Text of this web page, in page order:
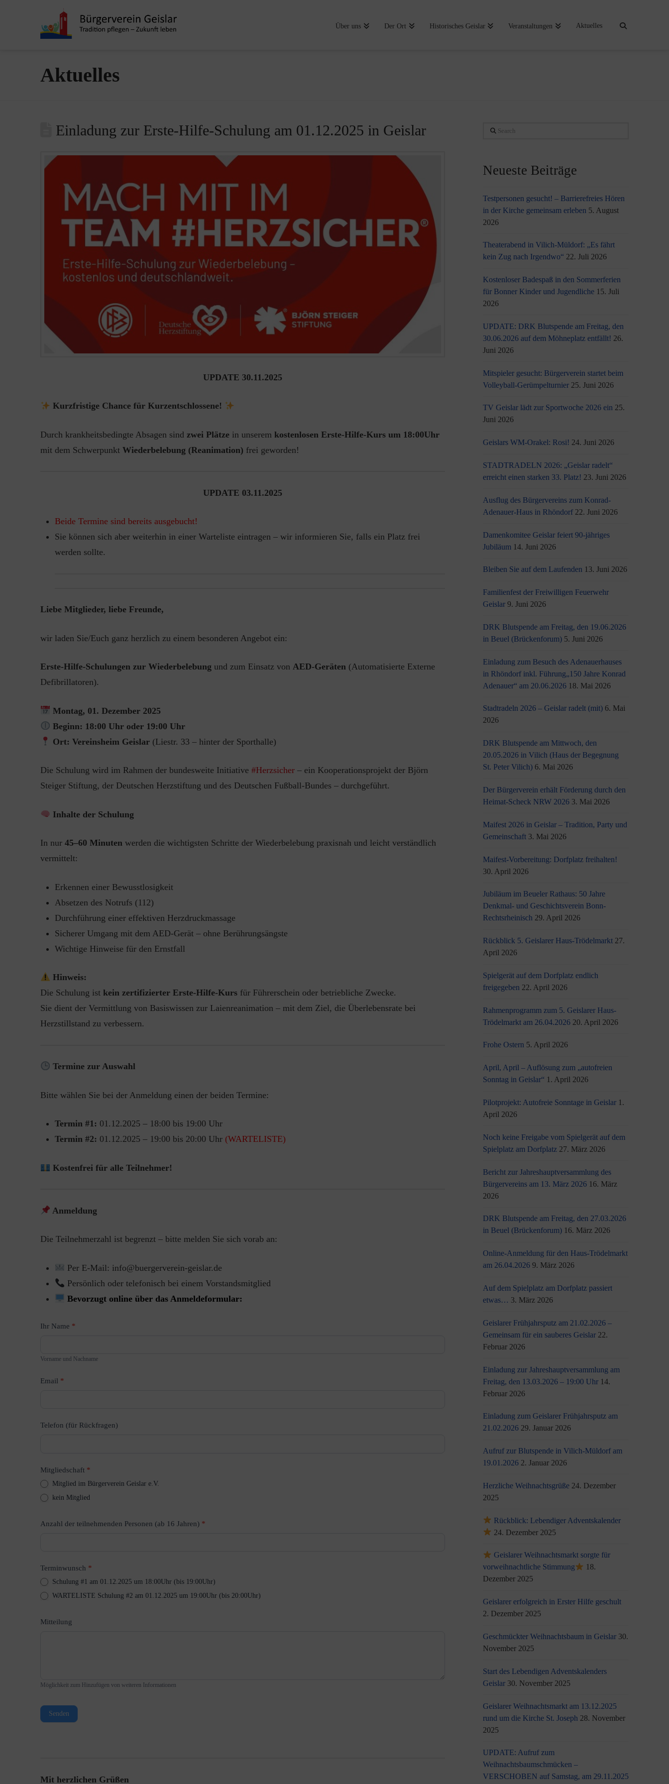
Über uns Der Ort Historisches Geislar Veranstaltungen Aktuelles
Aktuelles
Einladung zur Erste-Hilfe-Schulung am 01.12.2025 in Geislar
UPDATE 30.11.2025
Kurzfristige Chance für Kurzentschlossene!
Durch krankheitsbedingte Absagen sind zwei Plätzein unserem kostenlosen Erste-Hilfe-Kurs um 18:00Uhr
mit dem Schwerpunkt Wiederbelebung (Reanimation) frei geworden!
UPDATE 03.11.2025
Beide Termine sind bereits ausgebucht!
Sie können sich aber weiterhin in einer Warteliste eintragen – wir informieren Sie, falls ein Platz frei
werden sollte.
Liebe Mitglieder, liebe Freunde,
wir laden Sie/Euch ganz herzlich zu einem besonderen Angebot ein:
Erste-Hilfe-Schulungen zur Wiederbelebung und zum Einsatz von AED-Geräten(Automatisierte Externe
Defibrillatoren).
Montag, 01. Dezember 2025
Beginn: 18:00 Uhr oder 19:00 Uhr
Ort: Vereinsheim Geislar (Liestr. 33 – hinter der Sporthalle)
Die Schulung wird im Rahmen der bundesweite Initiative #Herzsicher– ein Kooperationsprojekt der Björn
Steiger Stiftung, der Deutschen Herzstiftung und des Deutschen Fußball-Bundes – durchgeführt.
Inhalte der Schulung
In nur 45–60 Minutenwerden die wichtigsten Schritte der Wiederbelebung praxisnah und leicht verständlich
vermittelt:
Erkennen einer Bewusstlosigkeit
Absetzen des Notrufs (112)
Durchführung einer effektiven Herzdruckmassage
Sicherer Umgang mit dem AED-Gerät – ohne Berührungsängste
Wichtige Hinweise für den Ernstfall
Hinweis:
Die Schulung ist kein zertifizierter Erste-Hilfe-Kursfür Führerschein oder betriebliche Zwecke.
Sie dient der Vermittlung von Basiswissen zur Laienreanimation – mit dem Ziel, die Überlebensrate bei
Herzstillstand zu verbessern.
Termine zur Auswahl
Bitte wählen Sie bei der Anmeldung einen der beiden Termine:
Termin #1: 01.12.2025 – 18:00 bis 19:00 Uhr
Termin #2: 01.12.2025 – 19:00 bis 20:00 Uhr (WARTELISTE)
Kostenfrei für alle Teilnehmer!
Anmeldung
Die Teilnehmerzahl ist begrenzt – bitte melden Sie sich vorab an:
Per E-Mail: info@buergerverein-geislar.de
Persönlich oder telefonisch bei einem Vorstandsmitglied
Bevorzugt online über das Anmeldeformular:
Anmeldung
Hilfe-
zur
Ihr Name *
Vorname und Nachname
Email *
Telefon (für Rückfragen)
Mitgliedschaft *
Mitglied im Bürgerverein Geislar e.V.
kein Mitglied
Anzahl der teilnehmenden Personen (ab 16 Jahren) *
Terminwunsch *
Schulung #1 am 01.12.2025 um 18:00Uhr (bis 19:00Uhr)
WARTELISTE Schulung #2 am 01.12.2025 um 19:00Uhr (bis 20:00Uhr)
Mitteilung
Möglichkeit zum Hinzufügen von weiteren Informationen
Senden
Mit herzlichen Grüßen
Search
Neueste Beiträge
Testpersonen gesucht! – Barrierefreies Hören
in der Kirche gemeinsam erleben 5. August
2026
Theaterabend in Vilich-Müldorf: „Es fährt
kein Zug nach Irgendwo“ 22. Juli 2026
Kostenloser Badespaß in den Sommerferien
für Bonner Kinder und Jugendliche 15. Juli
2026
UPDATE: DRK Blutspende am Freitag, den
30.06.2026 auf dem Möhneplatz entfällt! 26.
Juni 2026
Mitspieler gesucht: Bürgerverein startet beim
Volleyball-Gerümpelturnier 25. Juni 2026
TV Geislar lädt zur Sportwoche 2026 ein 25.
Juni 2026
Geislars WM-Orakel: Rosi! 24. Juni 2026
STADTRADELN 2026: „Geislar radelt“
erreicht einen starken 33. Platz! 23. Juni 2026
Ausflug des Bürgervereins zum Konrad-
Adenauer-Haus in Rhöndorf 22. Juni 2026
Damenkomitee Geislar feiert 90-jähriges
Jubiläum 14. Juni 2026
Bleiben Sie auf dem Laufenden 13. Juni 2026
Familienfest der Freiwilligen Feuerwehr
Geislar 9. Juni 2026
DRK Blutspende am Freitag, den 19.06.2026
in Beuel (Brückenforum) 5. Juni 2026
Einladung zum Besuch des Adenauerhauses
in Rhöndorf inkl. Führung„150 Jahre Konrad
Adenauer“ am 20.06.2026 18. Mai 2026
Stadtradeln 2026 – Geislar radelt (mit) 6. Mai
2026
DRK Blutspende am Mittwoch, den
20.05.2026 in Vilich (Haus der Begegnung
St. Peter Vilich) 6. Mai 2026
Der Bürgerverein erhält Förderung durch den
Heimat-Scheck NRW 2026 3. Mai 2026
Maifest 2026 in Geislar – Tradition, Party und
Gemeinschaft 3. Mai 2026
Maifest-Vorbereitung: Dorfplatz freihalten!
30. April 2026
Jubiläum im Beueler Rathaus: 50 Jahre
Denkmal- und Geschichtsverein Bonn-
Rechtsrheinisch 29. April 2026
Rückblick 5. Geislarer Haus-Trödelmarkt 27.
April 2026
Spielgerät auf dem Dorfplatz endlich
freigegeben 22. April 2026
Rahmenprogramm zum 5. Geislarer Haus-
Trödelmarkt am 26.04.2026 20. April 2026
Frohe Ostern 5. April 2026
April, April – Auflösung zum „autofreien
Sonntag in Geislar“ 1. April 2026
Pilotprojekt: Autofreie Sonntage in Geislar 1.
April 2026
Noch keine Freigabe vom Spielgerät auf dem
Spielplatz am Dorfplatz 27. März 2026
Bericht zur Jahreshauptversammlung des
Bürgervereins am 13. März 2026 16. März
2026
DRK Blutspende am Freitag, den 27.03.2026
in Beuel (Brückenforum) 16. März 2026
Online-Anmeldung für den Haus-Trödelmarkt
am 26.04.2026 9. März 2026
Auf dem Spielplatz am Dorfplatz passiert
etwas… 3. März 2026
Geislarer Frühjahrsputz am 21.02.2026 –
Gemeinsam für ein sauberes Geislar 22.
Februar 2026
Einladung zur Jahreshauptversammlung am
Freitag, den 13.03.2026 – 19:00 Uhr 14.
Februar 2026
Einladung zum Geislarer Frühjahrsputz am
21.02.2026 29. Januar 2026
Aufruf zur Blutspende in Vilich-Müldorf am
19.01.2026 2. Januar 2026
Herzliche Weihnachtsgrüße 24. Dezember
2025
Rückblick: Lebendiger Adventskalender
24. Dezember 2025
Geislarer Weihnachtsmarkt sorgte für
vorweihnachtliche Stimmung
18.
Dezember 2025
Geislarer erfolgreich in Erster Hilfe geschult
2. Dezember 2025
Geschmückter Weihnachtsbaum in Geislar 30.
November 2025
Start des Lebendigen Adventskalenders
Geislar 30. November 2025
Geislarer Weihnachtsmarkt am 13.12.2025
rund um die Kirche St. Joseph 28. November
2025
UPDATE: Aufruf zum
Weihnachtsbaumschmücken –
VERSCHOBEN auf Samstag, am 29.11.2025